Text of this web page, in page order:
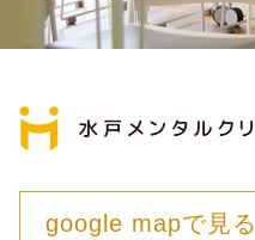
google mapで見る